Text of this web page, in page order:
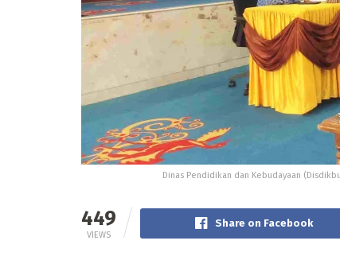
Dinas Pendidikan dan Kebudayaan
449
VIEWS
Share on Facebook